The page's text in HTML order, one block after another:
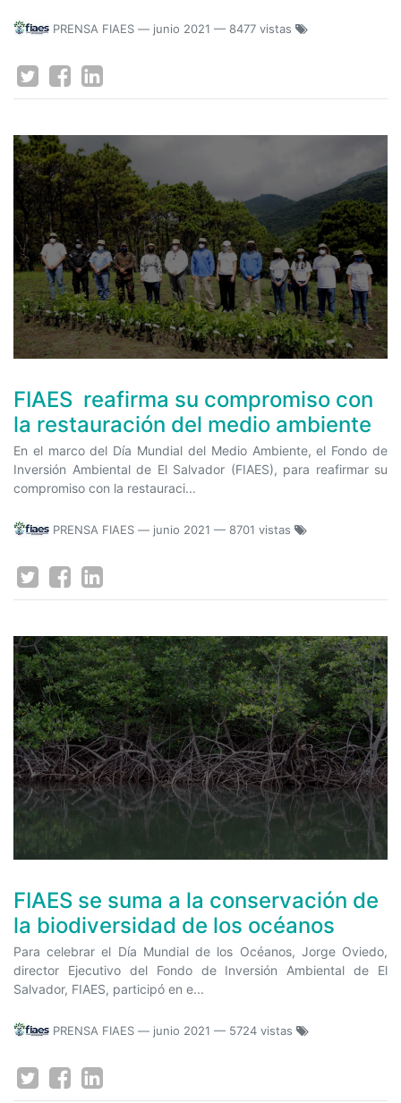
PRENSA FIAES — junio 2021 — 8477 vistas
FIAES reafirma su compromiso con
la restauración del medio ambiente
En el marco del Día Mundial del Medio Ambiente, el Fondo de
Inversión Ambiental de El Salvador (FIAES), para reafirmar su
compromiso con la restauraci...
PRENSA FIAES — junio 2021 — 8701 vistas
FIAES se suma a la conservación de
la biodiversidad de los océanos
Para celebrar el Día Mundial de los Océanos, Jorge Oviedo,
director Ejecutivo del Fondo de Inversión Ambiental de El
Salvador, FIAES, participó en e...
PRENSA FIAES — junio 2021 — 5724 vistas